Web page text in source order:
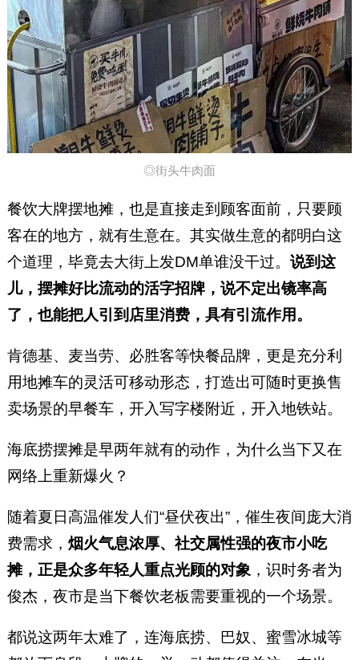
◎街头牛肉面
餐饮大牌摆地摊，也是直接走到顾客面前，只要顾
客在的地方，就有生意在。其实做生意的都明白这
个道理，毕竟去大街上发DM单谁没干过。 说到这
儿，摆摊好比流动的活字招牌，说不定出镜率高
了，也能把人引到店里消费，具有引流作用。
肯德基、麦当劳、必胜客等快餐品牌，更是充分利
用地摊车的灵活可移动形态，打造出可随时更换售
卖场景的早餐车，开入写字楼附近，开入地铁站。
海底捞摆摊是早两年就有的动作，为什么当下又在
网络上重新爆火？
随着夏日高温催发人们“昼伏夜出”，催生夜间庞大消
费需求， 烟火气息浓厚、社交属性强的夜市小吃
摊，正是众多年轻人重点光顾的对象 ，识时务者为
俊杰，夜市是当下餐饮老板需要重视的一个场景。
都说这两年太难了，连海底捞、巴奴、蜜雪冰城等